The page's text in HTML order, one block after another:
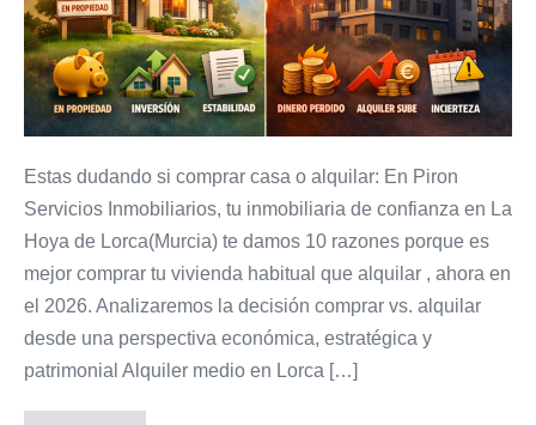
habitual
frente
al
en
2026
Estas dudando si comprar casa o alquilar: En Piron
Servicios Inmobiliarios, tu inmobiliaria de confianza en La
Hoya de Lorca(Murcia) te damos 10 razones porque es
mejor comprar tu vivienda habitual que alquilar , ahora en
el 2026. Analizaremos la decisión comprar vs. alquilar
desde una perspectiva económica, estratégica y
patrimonial Alquiler medio en Lorca […]